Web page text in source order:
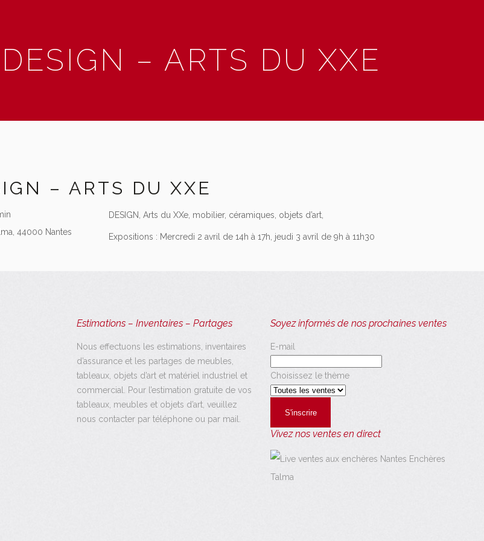
– ARTS DU XXE
– ARTS DU XXE
44000 Nantes
DESIGN, Arts du XXe, mobilier, céramiques, objets d’art,
Expositions : Mercredi 2 avril de 14h à 17h, jeudi 3 avril de 9h à 11h30
Estimations – Inventaires – Partages
Nous effectuons les estimations, inventaires
d’assurance et les partages de meubles,
tableaux, objets d’art et matériel industriel et
commercial. Pour l’estimation gratuite de vos
tableaux, meubles et objets d’art, veuillez
nous contacter par téléphone ou par mail.
Soyez informés de nos prochaines ventes
E-mail
Choisissez le thème
Vivez nos ventes en direct